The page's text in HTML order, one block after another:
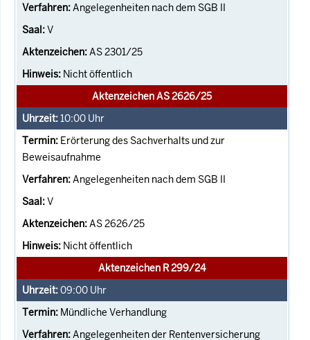
Angelegenheiten nach dem SGB II
V
AS 2301/25
Nicht öffentlich
Aktenzeichen AS 2626/25
10:00 Uhr
Erörterung des Sachverhalts und zur
Beweisaufnahme
Angelegenheiten nach dem SGB II
V
AS 2626/25
Nicht öffentlich
Aktenzeichen R 299/24
09:00 Uhr
Mündliche Verhandlung
Angelegenheiten der Rentenversicherung